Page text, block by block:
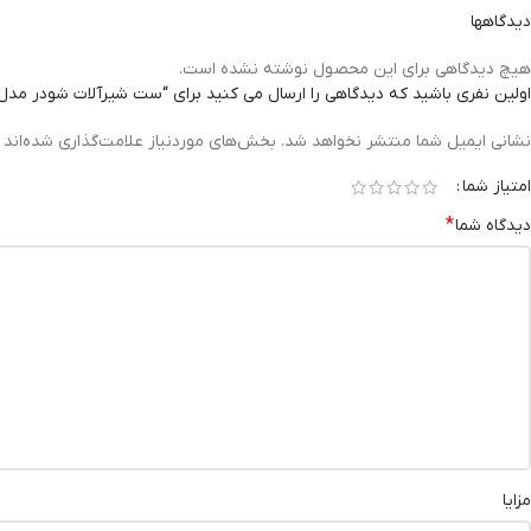
دیدگاهها
هیچ دیدگاهی برای این محصول نوشته نشده است.
اولین نفری باشید که دیدگاهی را ارسال می کنید برای “ست شیرآلات شودر
نشانی ایمیل شما منتشر نخواهد شد. بخش‌های موردنیاز علامت‌گذاری شده‌اند
امتیاز شما
دیدگاه شما*
مزایا